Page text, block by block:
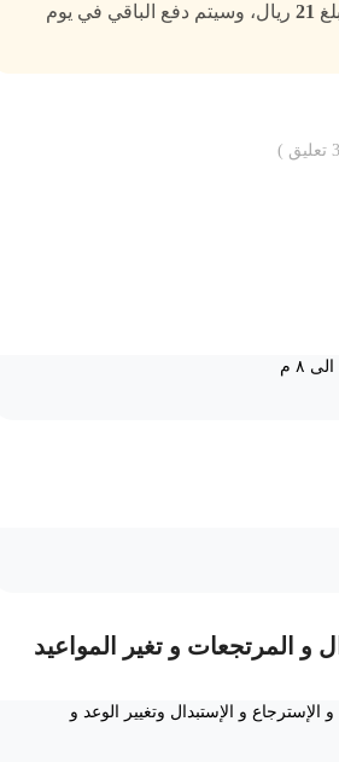
ريال، وسيتم دفع الباقي في يوم
)
المرتجعات و تغير المواعيد
و الإستبدال وتغيير الوعد و